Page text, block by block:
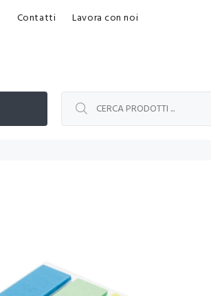
Contatti Lavora con noi